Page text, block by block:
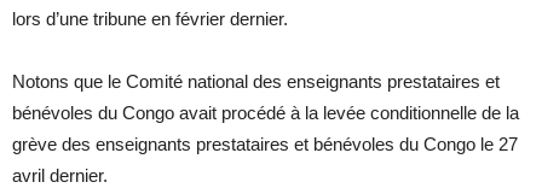
lors d’une tribune en février dernier.
Notons que le Comité national des enseignants prestataires et
bénévoles du Congo avait procédé à la levée conditionnelle de la
grève des enseignants prestataires et bénévoles du Congo le 27
avril dernier.